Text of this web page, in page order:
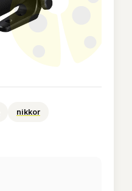
nikkor